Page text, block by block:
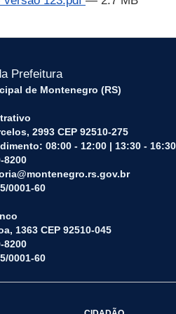
Prefeitura
de Montenegro (RS)
2993 CEP 92510-275
08:00 - 12:00 | 13:30 - 16:30
8200
0001-60
1363 CEP 92510-045
8200
0001-60